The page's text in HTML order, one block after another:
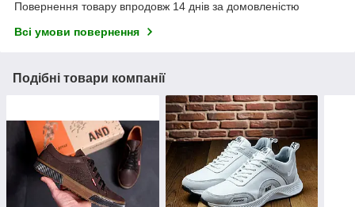
Повернення товару впродовж 14 днів за домовленістю
Всі умови повернення
Подібні товари компанії